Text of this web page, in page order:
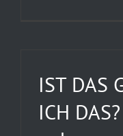
IST DAS
ICH